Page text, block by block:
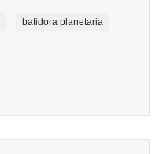
batidora planetaria